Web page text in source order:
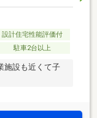
設計住宅性能評価付
駐車2台以上
施設も近くて子